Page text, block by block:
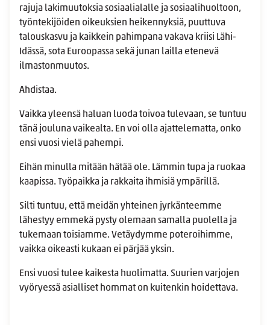
rajuja lakimuutoksia sosiaalialalle ja sosiaalihuoltoon,
työntekijöiden oikeuksien heikennyksiä, puuttuva
talouskasvu ja kaikkein pahimpana vakava kriisi Lähi-
Idässä, sota Euroopassa sekä junan lailla etenevä
ilmastonmuutos.
Ahdistaa.
Vaikka yleensä haluan luoda toivoa tulevaan, se tuntuu
tänä jouluna vaikealta. En voi olla ajattelematta, onko
ensi vuosi vielä pahempi.
Eihän minulla mitään hätää ole. Lämmin tupa ja ruokaa
kaapissa. Työpaikka ja rakkaita ihmisiä ympärillä.
Silti tuntuu, että meidän yhteinen jyrkänteemme
lähestyy emmekä pysty olemaan samalla puolella ja
tukemaan toisiamme. Vetäydymme poteroihimme,
vaikka oikeasti kukaan ei pärjää yksin.
Ensi vuosi tulee kaikesta huolimatta. Suurien varjojen
vyöryessä asialliset hommat on kuitenkin hoidettava.